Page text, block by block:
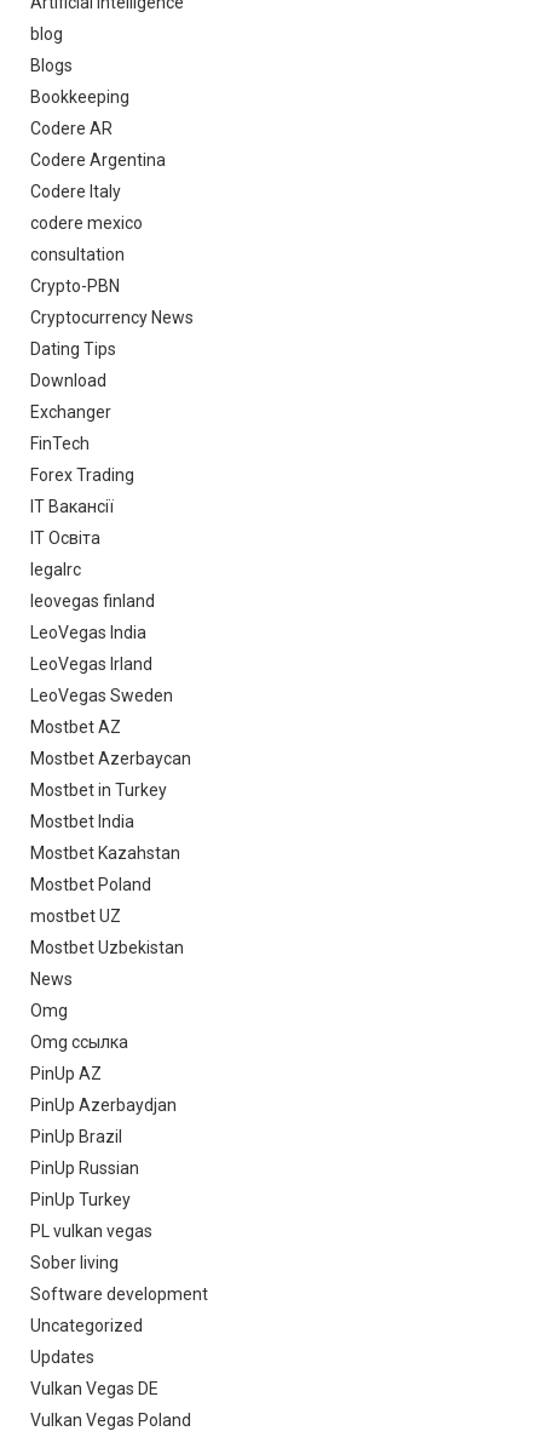
blog
Blogs
Bookkeeping
Codere AR
Codere Argentina
Codere Italy
codere mexico
consultation
Crypto-PBN
Cryptocurrency News
Dating Tips
Download
Exchanger
FinTech
Forex Trading
IT Вакансії
IT Освіта
legalrc
leovegas finland
LeoVegas India
LeoVegas Irland
LeoVegas Sweden
Mostbet AZ
Mostbet Azerbaycan
Mostbet in Turkey
Mostbet India
Mostbet Kazahstan
Mostbet Poland
mostbet UZ
Mostbet Uzbekistan
News
Omg
Omg ссылка
PinUp AZ
PinUp Azerbaydjan
PinUp Brazil
PinUp Russian
PinUp Turkey
PL vulkan vegas
Sober living
Software development
Uncategorized
Updates
Vulkan Vegas DE
Vulkan Vegas Poland